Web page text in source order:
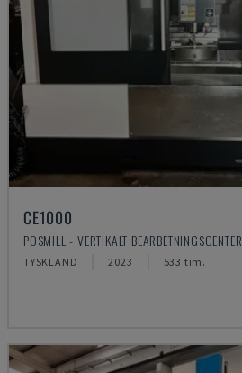
CE1000
POSMILL - VERTIKALT BEARBETNINGSCENTER
TYSKLAND 2023 533 tim.